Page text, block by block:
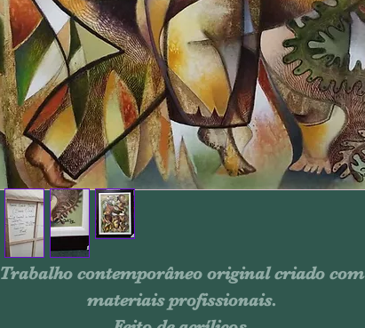
Trabalho contemporâneo original criado com
materiais profissionais.